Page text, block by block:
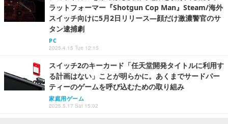
ラットフォーマー『Shotgun Cop Man』Steam/海外
スイッチ向けに5月2日リリース―顔だけ激濃警官のサ
タン逮捕劇
PC
2025.4.15 Tue 12:15
スイッチ2のキーカード「任天堂開発タイトルに利用す
る計画はない」ことが明らかに。あくまでサードパー
ティーのゲームを呼び込むための取り組み
家庭用ゲーム
2025.5.17 Sat 15:02